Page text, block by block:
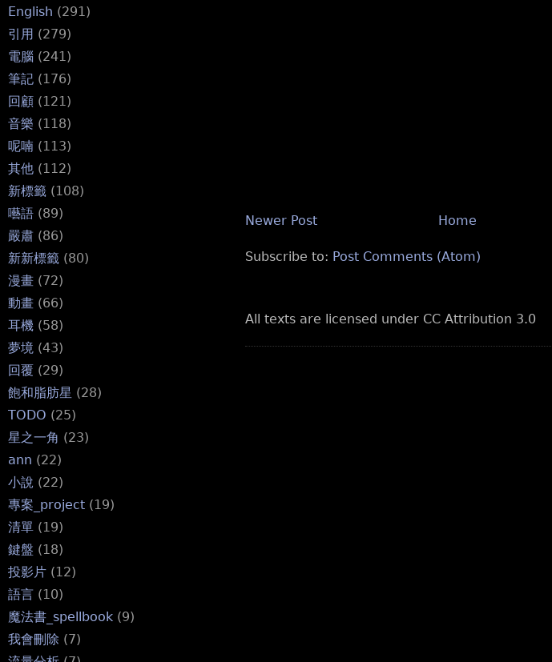
English (291)
引用 (279)
電腦 (241)
筆記 (176)
回顧 (121)
音樂 (118)
呢喃 (113)
其他 (112)
新標籤 (108)
囈語 (89)
嚴肅 (86)
新新標籤 (80)
漫畫 (72)
動畫 (66)
耳機 (58)
夢境 (43)
回覆 (29)
飽和脂肪星 (28)
TODO (25)
星之一角 (23)
ann (22)
小說 (22)
專案_project (19)
清單 (19)
鍵盤 (18)
投影片 (12)
語言 (10)
魔法書_spellbook (9)
我會刪除 (7)
Newer Post Home
Subscribe to: Post Comments (Atom)
All texts are licensed under CC Attribution 3.0